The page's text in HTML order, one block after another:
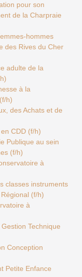
pour son
de la Charpraie
hommes
des Rives du Cher
adulte de la
à la
h)
des Achats et de
CDD (f/h)
Publique au sein
(f/h)
à
classes instruments
(f/h)
à
Technique
Conception
Petite Enfance